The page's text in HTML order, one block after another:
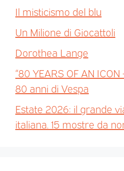
Il misticismo del blu
Un Milione di Giocattoli
Dorothea Lange
“80 YEARS OF AN ICON
80 anni di Vespa
Estate 2026: il grande
italiana. 15 mostre da